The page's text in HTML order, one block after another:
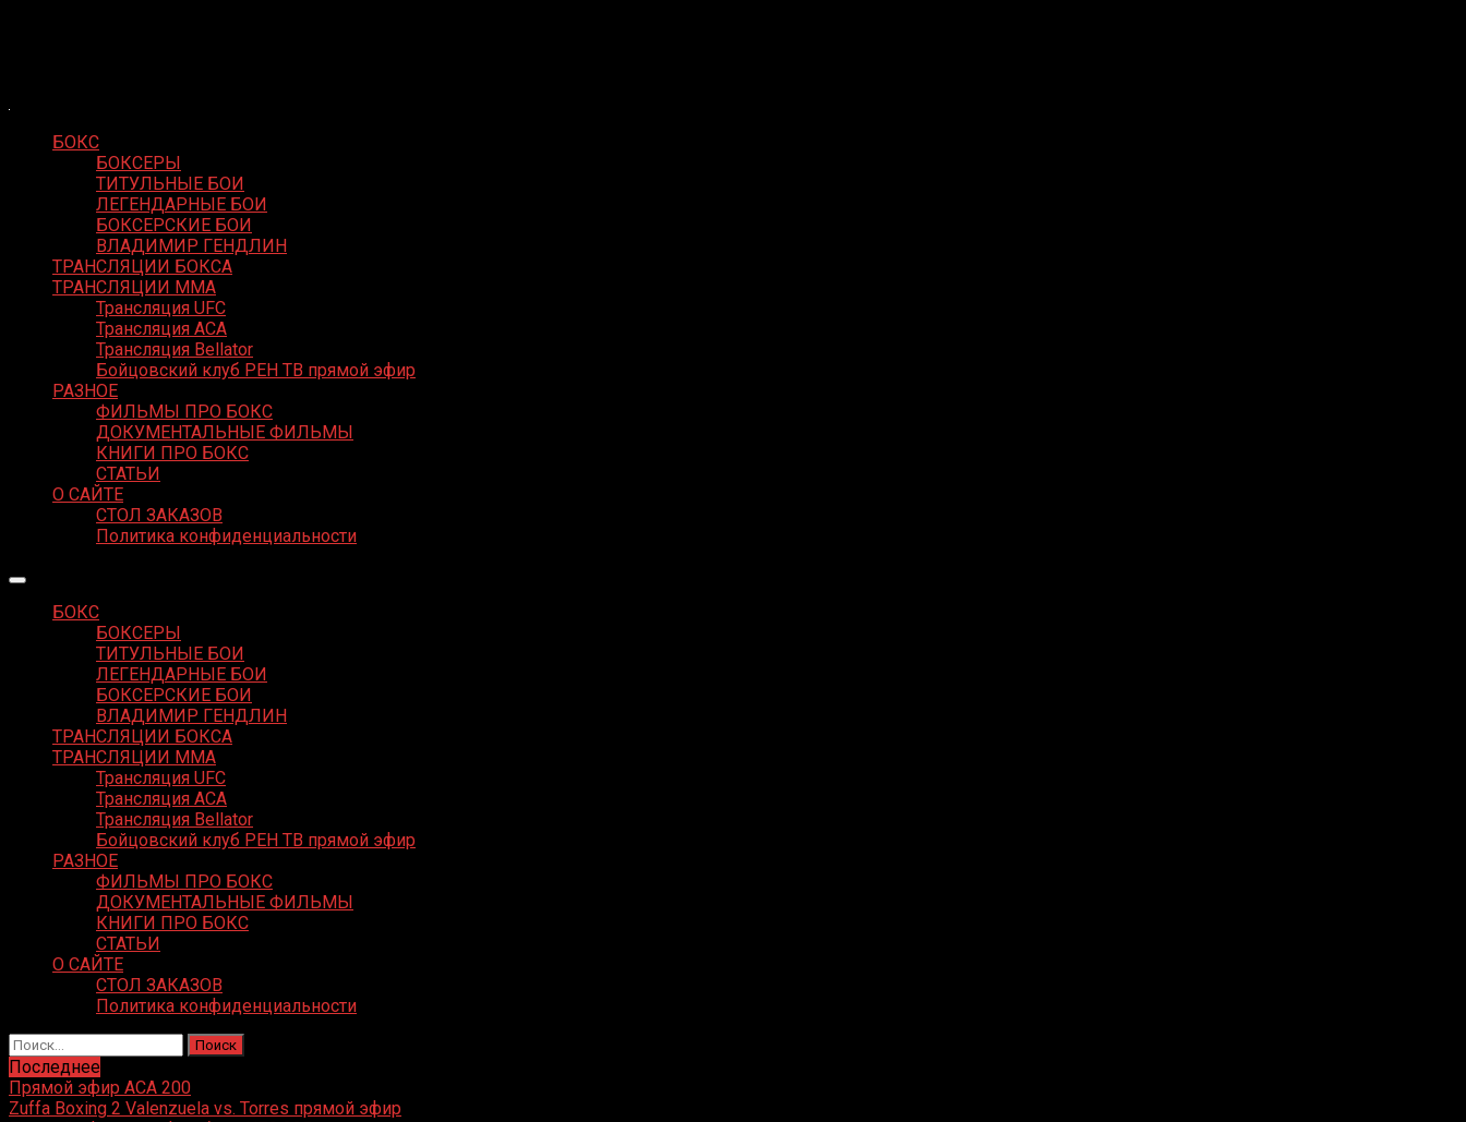
БОКС
БОКСЕРЫ
ТИТУЛЬНЫЕ БОИ
ЛЕГЕНДАРНЫЕ БОИ
БОКСЕРСКИЕ БОИ
ВЛАДИМИР ГЕНДЛИН
ТРАНСЛЯЦИИ БОКСА
ТРАНСЛЯЦИИ MMA
Трансляция UFC
Трансляция ACA
Трансляция Bellator
Бойцовский клуб РЕН ТВ прямой эфир
РАЗНОЕ
ФИЛЬМЫ ПРО БОКС
ДОКУМЕНТАЛЬНЫЕ ФИЛЬМЫ
КНИГИ ПРО БОКС
СТАТЬИ
О САЙТЕ
СТОЛ ЗАКАЗОВ
Политика конфиденциальности
БОКС
БОКСЕРЫ
ТИТУЛЬНЫЕ БОИ
ЛЕГЕНДАРНЫЕ БОИ
БОКСЕРСКИЕ БОИ
ВЛАДИМИР ГЕНДЛИН
ТРАНСЛЯЦИИ БОКСА
ТРАНСЛЯЦИИ MMA
Трансляция UFC
Трансляция ACA
Трансляция Bellator
Бойцовский клуб РЕН ТВ прямой эфир
РАЗНОЕ
ФИЛЬМЫ ПРО БОКС
ДОКУМЕНТАЛЬНЫЕ ФИЛЬМЫ
КНИГИ ПРО БОКС
СТАТЬИ
О САЙТЕ
СТОЛ ЗАКАЗОВ
Политика конфиденциальности
Найти:
Последнее
Прямой эфир ACA 200
Zuffa Boxing 2 Valenzuela vs. Torres прямой эфир